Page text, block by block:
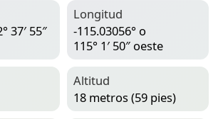
37′ 55″
Longitud
-115.03056° o
115° 1′ 50″ oeste
Altitud
18 metros (59 pies)